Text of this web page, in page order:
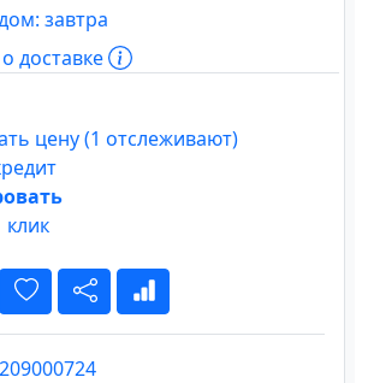
завтра
доставке
цену (1 отслеживают)
клик